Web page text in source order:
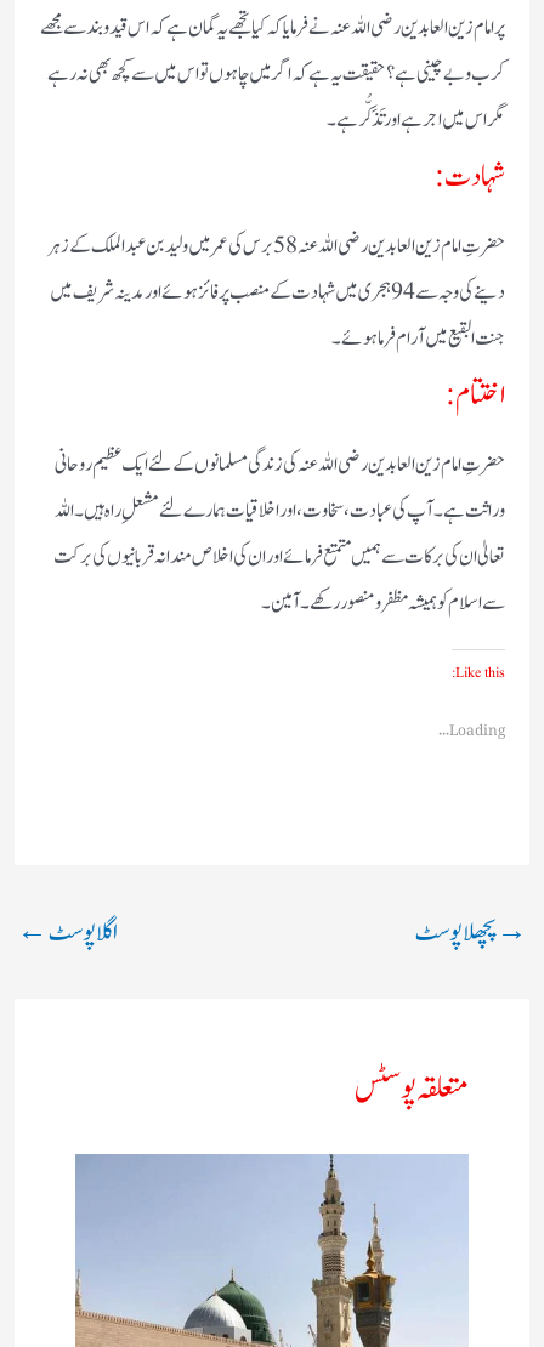
پر امام زین العابدین رضی اللہ عنہ نے فرمایا کہ کیا تجھے یہ گمان ہے کہ اس قید و بند سے مجھے
کرب و بے چینی ہے؟ حقیقت یہ ہے کہ اگر میں چاہوں تو اس میں سے کچھ بھی نہ رہے
مگر اس میں اجر ہے اور تَذَکُّر ہے۔
شہادت:
حضرتِ امام زین العابدین رضی اللہ عنہ 58 برس کی عمر میں ولید بن عبدالملک کے زہر
دینے کی وجہ سے 94 ہجری میں شہادت کے منصب پر فائز ہوئے اور مدینہ شریف میں
جنت البقیع میں آرام فرما ہوئے۔
اختتام:
حضرتِ امام زین العابدین رضی اللہ عنہ کی زندگی مسلمانوں کے لئے ایک عظیم روحانی
وراثت ہے۔ آپ کی عبادت، سخاوت، اور اخلاقیات ہمارے لئے مشعلِ راہ ہیں۔ اللہ
تعالیٰ ان کی برکات سے ہمیں متمتع فرمائے اور ان کی اخلاص مندانہ قربانیوں کی برکت
سے اسلام کو ہمیشہ مظفر و منصور رکھے۔ آمین۔
Like this:
Loading...
→پچھلا پوسٹ اگلا پوسٹ←
متعلقہ پوسٹس